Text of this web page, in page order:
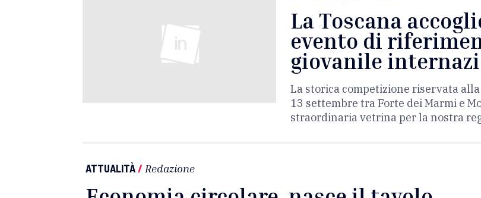
La Toscana
evento di
giovanile
La storica competizione riservata
13 settembre tra Forte dei Marmi e
straordinaria vetrina per la nostra
ATTUALITÀ/ Redazione